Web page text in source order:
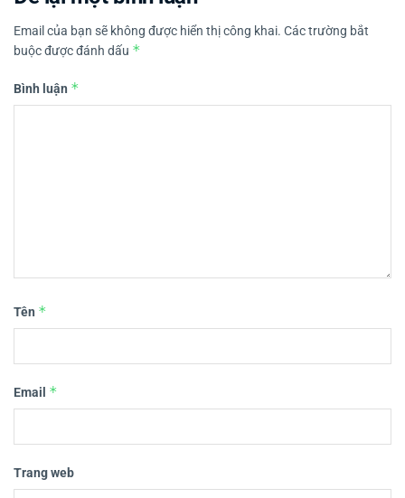
Email của bạn sẽ không được hiển thị công khai. Các trường bắt
buộc được đánh dấu *
Bình luận *
Tên *
Email *
Trang web